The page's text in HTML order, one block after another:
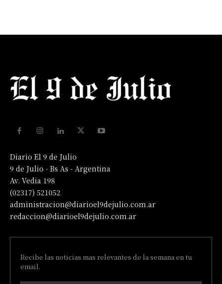
Diario El 9 de Julio
9 de Julio - Bs As - Argentina
Av. Vedia 198
(02317) 521052
administracion@diarioel9dejulio.com.ar
redaccion@diarioel9dejulio.com.ar
Recibe las noticias mas relevantes de la semana en tu
email.